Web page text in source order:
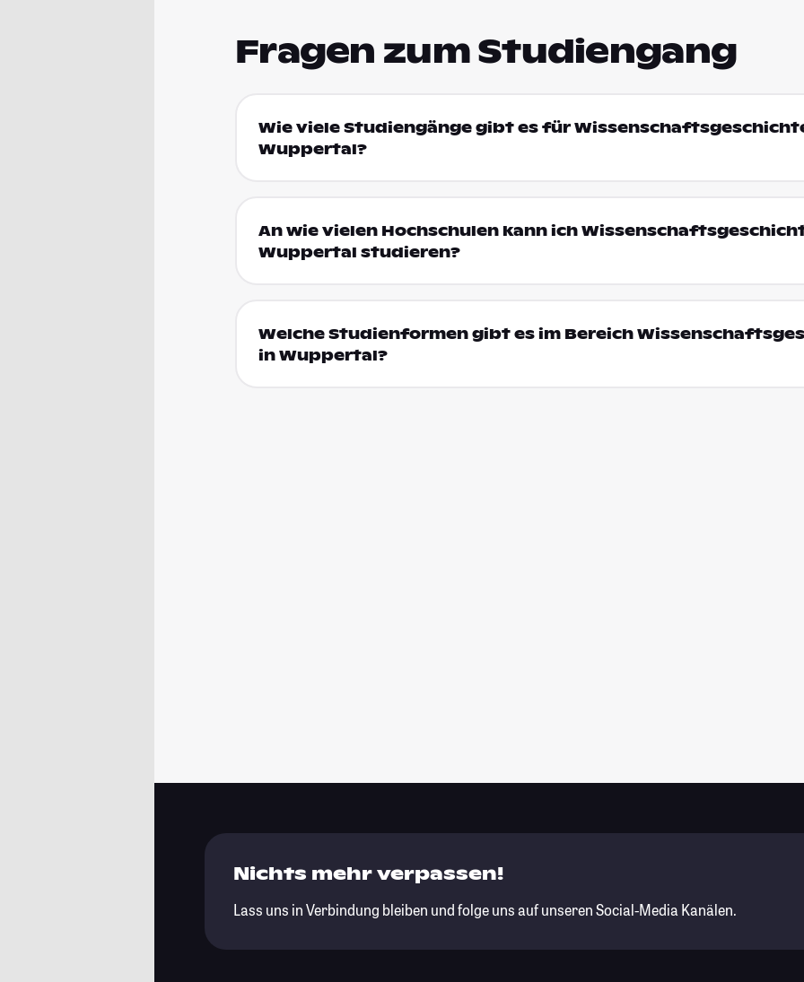
Fragen zum Studiengang
Wie viele Studiengänge gibt es für
Wuppertal?
An wie vielen Hochschulen kann ich
Wuppertal studieren?
Welche Studienformen gibt es im Bereich
in Wuppertal?
Nichts mehr verpassen!
Lass uns in Verbindung bleiben und folge uns auf unseren Social-Media Kanälen.